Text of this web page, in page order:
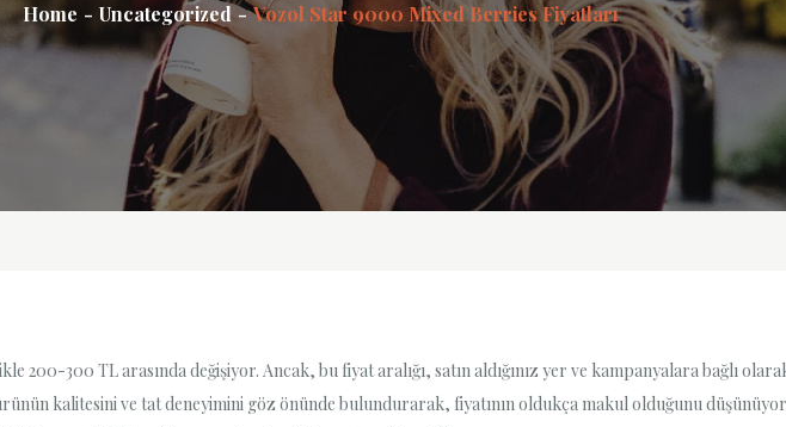
Home Uncategorized Vozol Star 9000 Mixed Berries Fiyatları
200-300 TL arasında değişiyor. Ancak, bu fiyat aralığı, satın aldığınız yer ve kampanyalara bağlı
kalitesini ve tat deneyimini göz önünde bulundurarak, fiyatının oldukça makul olduğunu